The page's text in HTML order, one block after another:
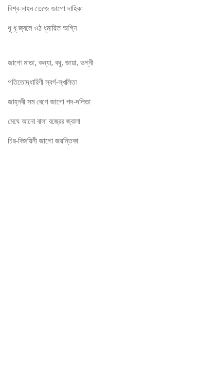
বিশ্ব-দাহন তেজে জাগো দাহিকা
ধূ ধূ জ্বলে ওঠ ধূমায়িত অগ্নি
জাগো মাতা, কন্যা, বধূ, জায়া, ভগ্নী
পতিতোদ্ধারিণী স্বর্গ-স্খলিতা
জাহ্নবী সম বেগে জাগো পদ-দলিতা
মেঘে আনো বালা বজ্রের জ্বালা
চির-বিজয়িনী জাগো জয়ন্তিকা